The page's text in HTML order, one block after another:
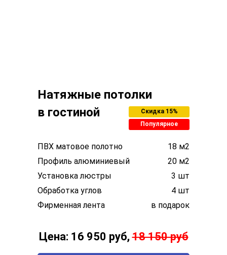
Натяжные потолки
Скидка 15%
в гостиной
Популярное
ПВХ матовое полотно
18 м2
Профиль алюминиевый
20 м2
Установка люстры
3 шт
Обработка углов
4 шт
Фирменная лента
в подарок
Цена: 16 950 руб,18 150 руб